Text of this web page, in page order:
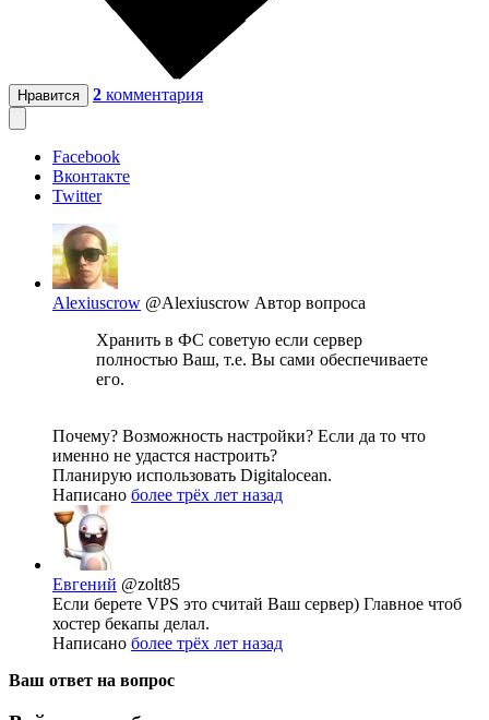
Нравится 2 комментария
Facebook
Вконтакте
Twitter
Alexiuscrow @Alexiuscrow Автор вопроса
Хранить в ФС советую если сервер
полностью Ваш, т.е. Вы сами обеспечиваете
его.
Почему? Возможность настройки? Если да то что
именно не удастся настроить?
Планирую использовать Digitalocean.
Написано более трёх лет назад
Евгений @zolt85
Если берете VPS это считай Ваш сервер) Главное чтоб
хостер бекапы делал.
Написано более трёх лет назад
Ваш ответ на вопрос